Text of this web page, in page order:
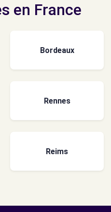
en France
Bordeaux
Rennes
Reims